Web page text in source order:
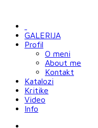
GALERIJA
Profil
O meni
About me
Kontakt
Katalozi
Kritike
Video
Info